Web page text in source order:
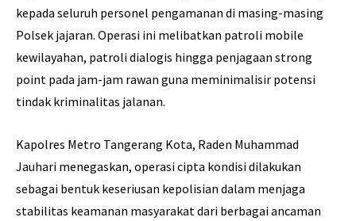
kepada seluruh personel pengamanan di masing-masing
Polsek jajaran. Operasi ini melibatkan patroli mobile
kewilayahan, patroli dialogis hingga penjagaan strong
point pada jam-jam rawan guna meminimalisir potensi
tindak kriminalitas jalanan.
Kapolres Metro Tangerang Kota, Raden Muhammad
Jauhari menegaskan, operasi cipta kondisi dilakukan
sebagai bentuk keseriusan kepolisian dalam menjaga
stabilitas keamanan masyarakat dari berbagai ancaman